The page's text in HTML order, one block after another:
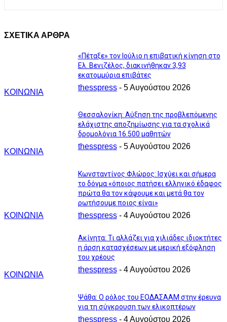
ΣΧΕΤΙΚΑ ΑΡΘΡΑ
ΚΟΙΝΩΝΙΑ
«Πέταξε» τον Ιούλιο η επιβατική κίνηση στο
Ελ. Βενιζέλος, διακινήθηκαν 3,93
εκατομμύρια επιβάτες
thesspress - 5 Αυγούστου 2026
ΚΟΙΝΩΝΙΑ
Θεσσαλονίκη: Αύξηση της προβλεπόμενης
ελάχιστης αποζημίωσης για τα σχολικά
δρομολόγια 16.500 μαθητών
thesspress - 5 Αυγούστου 2026
ΚΟΙΝΩΝΙΑ
Κωνσταντίνος Φλώρος: Ισχύει και σήμερα
το δόγμα «όποιος πατήσει ελληνικό έδαφος
πρώτα θα τον κάψουμε και μετά θα τον
ρωτήσουμε ποιος είναι»
thesspress - 4 Αυγούστου 2026
ΚΟΙΝΩΝΙΑ
Ακίνητα: Τι αλλάζει για χιλιάδες ιδιοκτήτες
η άρση κατασχέσεων με μερική εξόφληση
του χρέους
thesspress - 4 Αυγούστου 2026
Ψάθα: Ο ρόλος του ΕΟΔΑΣΑΑΜ στην έρευνα
για τη σύγκρουση των ελικοπτέρων
thesspress - 4 Αυγούστου 2026